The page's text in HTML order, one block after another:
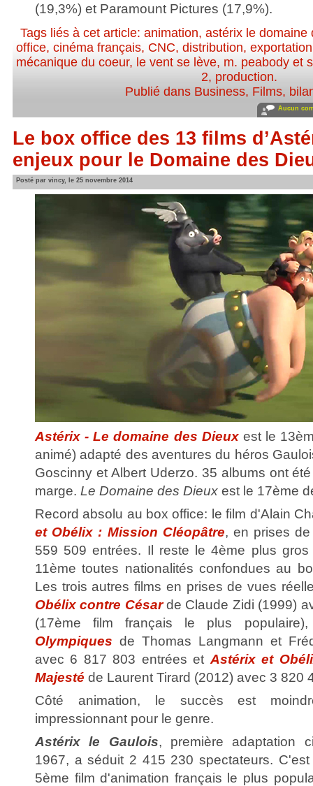
(19,3%) et Paramount Pictures (17,9%).
Tags liés à cet article:animation,astérix le domaine
office,cinéma français, CNC,distribution,exportation
mécanique du coeur, le vent se lève, m. peabody et
2, production.
Publié dans Business, Films,
Aucun
Le box office des 13 films
enjeux pour le Domaine des
Posté par vincy, le 25 novembre 2014
Astérix - Le domaine des Dieux est le
animé) adapté des aventures du héros
Goscinny et Albert Uderzo. 35 albums ont
marge. Le Domaine des Dieux est le 17ème
Record absolu au box office: le film d'Alain
et Obélix : Mission Cléopâtre, en prises
559 509 entrées. Il reste le 4ème plus
11ème toutes nationalités confondues au
Les trois autres films en prises de vues
Obélix contre Césarde Claude Zidi (1999)
(17ème film français le plus
Olympiques de Thomas Langmann et
avec 6 817 803 entrées et Astérix et
Majesté de Laurent Tirard (2012) avec 3 820
Côté animation, le succès est
impressionnant pour le genre.
Astérix le Gaulois, première adaptation
1967, a séduit 2 415 230 spectateurs.
5ème film d'animation français le plus